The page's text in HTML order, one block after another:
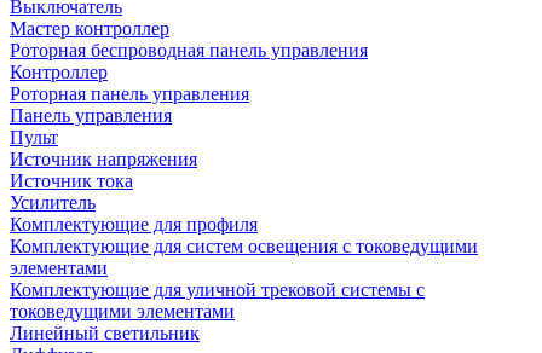
Выключатель
Мастер контроллер
Роторная беспроводная панель управления
Контроллер
Роторная панель управления
Панель управления
Пульт
Источник напряжения
Источник тока
Усилитель
Комплектующие для профиля
Комплектующие для систем освещения с токоведущими
элементами
Комплектующие для уличной трековой системы с
токоведущими элементами
Линейный светильник